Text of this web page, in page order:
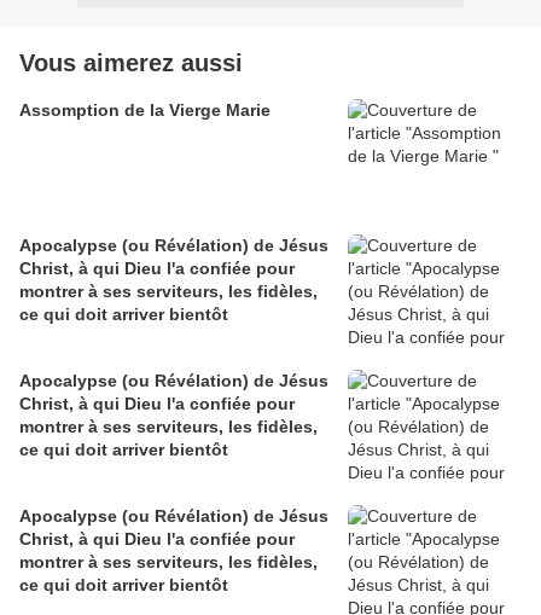
Vous aimerez aussi
Assomption de la Vierge Marie
Apocalypse (ou Révélation) de Jésus
Christ, à qui Dieu l'a confiée pour
montrer à ses serviteurs, les fidèles,
ce qui doit arriver bientôt
Apocalypse (ou Révélation) de Jésus
Christ, à qui Dieu l'a confiée pour
montrer à ses serviteurs, les fidèles,
ce qui doit arriver bientôt
Apocalypse (ou Révélation) de Jésus
Christ, à qui Dieu l'a confiée pour
montrer à ses serviteurs, les fidèles,
ce qui doit arriver bientôt